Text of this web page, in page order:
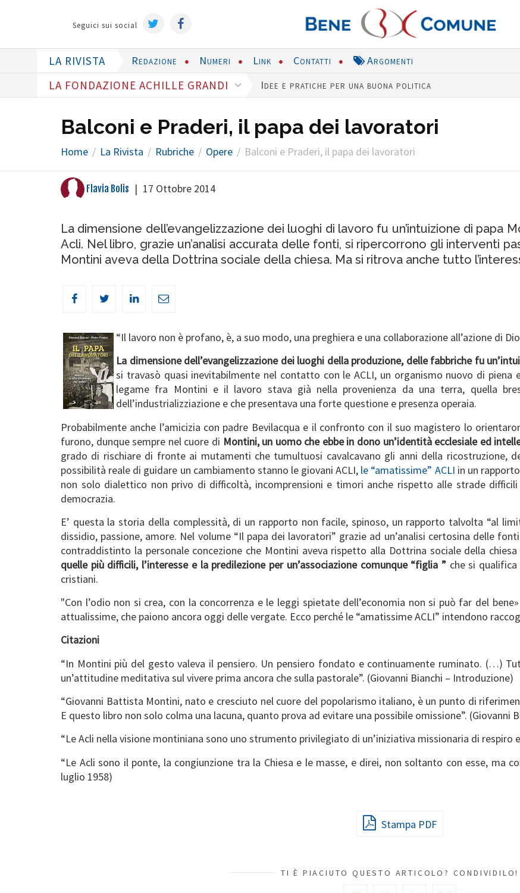
Seguici sui social
LA RIVISTA Redazione Numeri Link Contatti Argomenti
LA FONDAZIONE ACHILLE GRANDI Idee e pratiche per una buona politica
Balconi e Praderi, il papa dei lavoratori
Home La Rivista Rubriche Opere Balconi e Praderi, il papa dei lavoratori
Flavia Bolis | 17 Ottobre 2014
La dimensione dell’evangelizzazione dei luoghi di lavoro fu un’intuizione di papa
Acli. Nel libro, grazie un’analisi accurata delle fonti, si ripercorrono gli interventi
Montini aveva della Dottrina sociale della chiesa. Ma si ritrova anche tutto
“Il lavoro non è profano, è, a suo modo, una preghiera e una collaborazione all’azione di
La dimensione dell’evangelizzazione dei luoghi della produzione, delle fabbriche fu
si travasò quasi inevitabilmente nel contatto con le ACLI, un organismo nuovo di piena
legame fra Montini e il lavoro stava già nella provenienza da una terra, quella
dell’industrializziazione e che presentava una forte questione e presenza operaia.
Probabilmente anche l’amicizia con padre Bevilacqua e il confronto con il suo magistero lo
furono, dunque sempre nel cuore di Montini, un uomo che ebbe in dono un’identità ecclesiale ed
grado di rischiare di fronte ai mutamenti che tumultuosi cavalcavano gli anni della ricostruzione,
possibilità reale di guidare un cambiamento stanno le giovani ACLI, le “amatissime” ACLI in un
non solo dialettico non privo di difficoltà, incomprensioni e timori anche rispetto alle strade
democrazia.
E’ questa la storia della complessità, di un rapporto non facile, spinoso, un rapporto talvolta “al
dissidio, passione, amore. Nel volume “Il papa dei lavoratori” grazie ad un’analisi certosina delle
contraddistinto la personale concezione che Montini aveva rispetto alla Dottrina sociale della chiesa
quelle più difficili, l’interesse e la predilezione per un’associazione comunque “figlia ” che si
cristiani.
"Con l’odio non si crea, con la concorrenza e le leggi spietate dell’economia non si può far del
attualissime, che paiono ancora oggi delle vergate. Ecco perché le “amatissime ACLI” intendono
Citazioni
“In Montini più del gesto valeva il pensiero. Un pensiero fondato e continuamente ruminato. (…)
un’attitudine meditativa sul vivere prima ancora che sulla pastorale”. (Giovanni Bianchi – Introduzione)
“Giovanni Battista Montini, nato e cresciuto nel cuore del popolarismo italiano, è un punto di
E questo libro non solo colma una lacuna, quanto prova ad evitare una possibile omissione”. (Giovanni
“Le Acli nella visione montiniana sono uno strumento privilegiato di un’iniziativa missionaria di respiro
“Le Acli sono il ponte, la congiunzione tra la Chiesa e le masse, e direi, non soltanto con esse, ma
luglio 1958)
Stampa PDF
TI È PIACIUTO QUESTO ARTICOLO? CONDIVIDILO!